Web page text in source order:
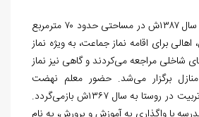
اولین مسجد روستا در سال ۱۳۸۷ش در مساحتی حدود ۷۰ مترمربع
برای اقامه نماز جماعت، به ویژه نماز
شاخلی مراجعه می‌کردند و گاهی نیز نماز
برگزار می‌شد. حضور معلم نهضت
سوادآموزی و تعلیم و تربیت در روستا به سال ۱۳۶۷ش بازمی‌گردد.